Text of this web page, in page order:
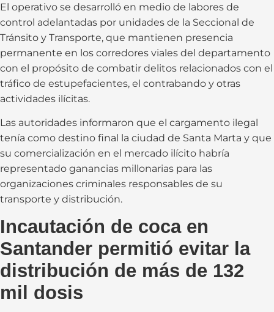
El operativo se desarrolló en medio de labores de
control adelantadas por unidades de la Seccional de
Tránsito y Transporte, que mantienen presencia
permanente en los corredores viales del departamento
con el propósito de combatir delitos relacionados con el
tráfico de estupefacientes, el contrabando y otras
actividades ilícitas.
Las autoridades informaron que el cargamento ilegal
tenía como destino final la ciudad de Santa Marta y que
su comercialización en el mercado ilícito habría
representado ganancias millonarias para las
organizaciones criminales responsables de su
transporte y distribución.
Incautación de coca en
Santander permitió evitar la
distribución de más de 132
mil dosis